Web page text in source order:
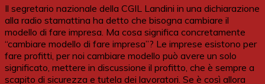
Il segretario nazionale della CGIL Landini in una dichiarazione
alla radio stamattina ha detto che bisogna cambiare il
modello di fare impresa. Ma cosa significa concretamente
“cambiare modello di fare impresa”? Le imprese esistono per
fare profitti, per noi cambiare modello può avere un solo
significato, mettere in discussione il profitto, che è sempre a
scapito di sicurezza e tutela dei lavoratori. Se è così allora